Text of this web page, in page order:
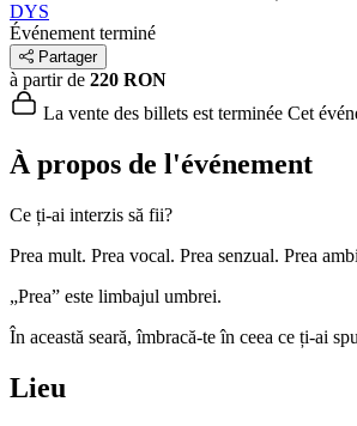
DYS
Événement terminé
Partager
à partir de 220 RON
La vente des billets est terminée Cet
À propos de l'événement
Ce ți-ai interzis să fii?
Prea mult. Prea vocal. Prea senzual. Prea
„Prea” este limbajul umbrei.
În această seară, îmbracă-te în ceea ce ți-ai
Lieu